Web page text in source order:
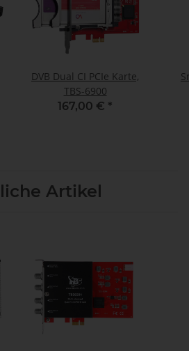
DVB Dual CI PCIe Karte,
TBS-6900
167,00 € *
Artikel